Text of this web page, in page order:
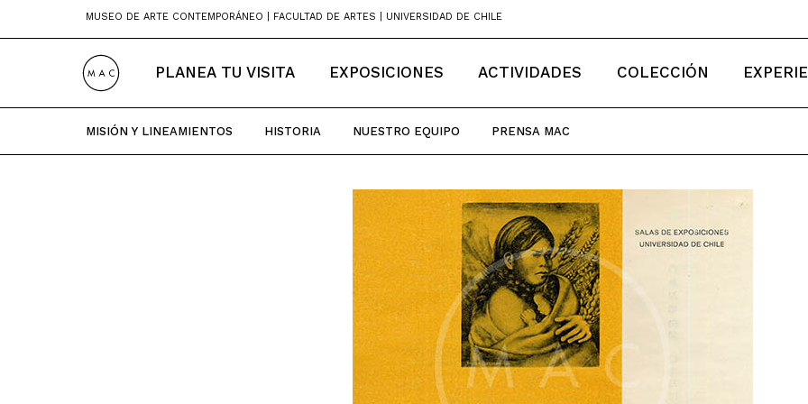
MUSEO DE ARTE CONTEMPORÁNEO | FACULTAD DE ARTES | UNIVERSIDAD DE CHILE
PLANEA TU VISITA EXPOSICIONES ACTIVIDADES COLECCIÓN
MISIÓN Y LINEAMIENTOS HISTORIA NUESTRO EQUIPO PRENSA MAC